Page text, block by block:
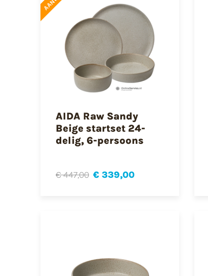
AIDA Raw Sandy
Beige startset 24-
delig, 6-persoons
€ 447,00 € 339,00